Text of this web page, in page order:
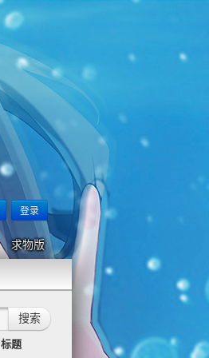
登录
求物版
标题